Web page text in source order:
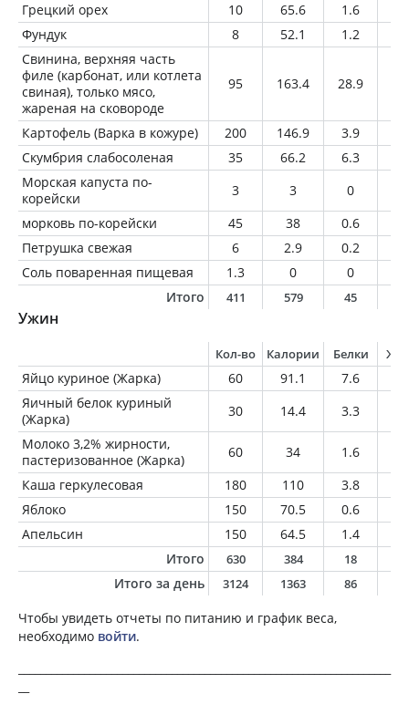
Грецкий орех
10 65.6 1.6
Фундук
8 52.1 1.2
Свинина, верхняя часть
филе (карбонат, или котлета
свиная), только мясо,
жареная на сковороде
95 163.4 28.9
Картофель (Варка в кожуре) 200 146.9 3.9
Скумбрия слабосоленая
35 66.2 6.3
Морская капуста по-
корейски
3 3 0
морковь по-корейски
45 38 0.6
Петрушка свежая
6 2.9 0.2
Соль поваренная пищевая
1.3 0 0
Итого
411 579 45
Ужин
Кол-во Калории Белки
Яйцо куриное (Жарка) 60 91.1 7.6
Яичный белок куриный
(Жарка)
30 14.4 3.3
Молоко 3,2% жирности,
пастеризованное (Жарка)
60 34 1.6
Каша геркулесовая
180 110 3.8
Яблоко
150 70.5 0.6
Апельсин
150 64.5 1.4
Итого
630 384 18
Итого за день 3124 1363 86
Чтобы увидеть отчеты по питанию и график веса,
необходимо войти.